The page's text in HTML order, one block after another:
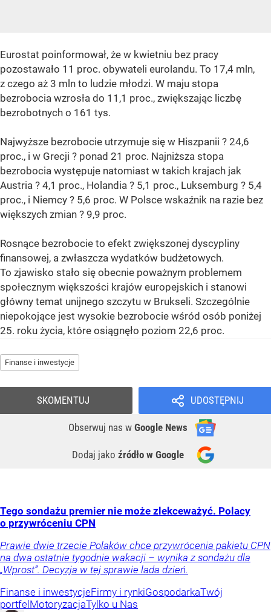
Eurostat poinformował, że w kwietniu bez pracy
pozostawało 11 proc. obywateli eurolandu. To 17,4 mln,
z czego aż 3 mln to ludzie młodzi. W maju stopa
bezrobocia wzrosła do 11,1 proc., zwiększając liczbę
bezrobotnych o 161 tys.
Najwyższe bezrobocie utrzymuje się w Hiszpanii ? 24,6
proc., i w Grecji ? ponad 21 proc. Najniższa stopa
bezrobocia występuje natomiast w takich krajach jak
Austria ? 4,1 proc., Holandia ? 5,1 proc., Luksemburg ? 5,4
proc., i Niemcy ? 5,6 proc. W Polsce wskaźnik na razie bez
większych zmian ? 9,9 proc.
Rosnące bezrobocie to efekt zwiększonej dyscypliny
finansowej, a zwłaszcza wydatków budżetowych.
To zjawisko stało się obecnie poważnym problemem
społecznym większości krajów europejskich i stanowi
główny temat unijnego szczytu w Brukseli. Szczególnie
niepokojące jest wysokie bezrobocie wśród osób poniżej
25. roku życia, które osiągnęło poziom 22,6 proc.
Finanse i inwestycje
UDOSTĘPNIJ
Obserwuj nas w Google News
Dodaj jako źródło w Google
SKOMENTUJ
Tego sondażu premier nie może zlekceważyć. Polacy
o przywróceniu CPN
Prawie dwie trzecie Polaków chce przywrócenia pakietu CPN
na dwa ostatnie tygodnie wakacji – wynika z sondażu dla
„Wprost”. Decyzja w tej sprawie lada dzień.
Finanse i inwestycjeFirmy i rynkiGospodarkaTwój
portfel MotoryzacjaTylko u Nas